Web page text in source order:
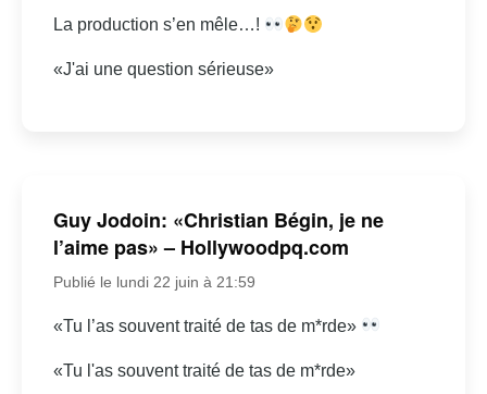
La production s’en mêle…!
«J'ai une question sérieuse»
Guy Jodoin: «Christian Bégin, je ne
l’aime pas» – Hollywoodpq.com
Publié le lundi 22 juin à 21:59
«Tu l’as souvent traité de tas de m*rde»
«Tu l'as souvent traité de tas de m*rde»